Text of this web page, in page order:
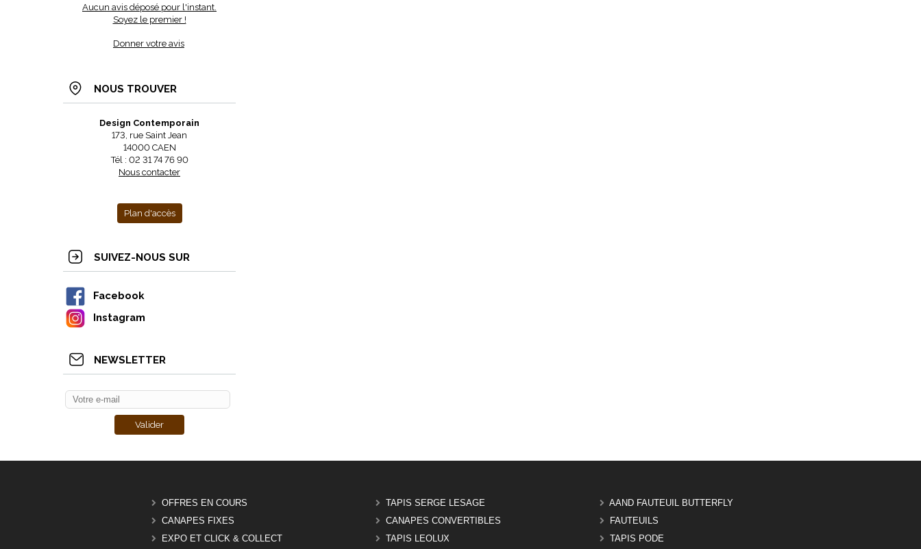
Aucun avis déposé pour l'instant.
Soyez le premier !
Donner votre avis
NOUS TROUVER
Design Contemporain
173, rue Saint Jean
14000 CAEN
Tél : 02 31 74 76 90
Nous contacter
Plan d'accès
SUIVEZ-NOUS SUR
Facebook
Instagram
NEWSLETTER
OFFRES EN COURS TAPIS SERGE LESAGE
AAND FAUTEUIL BUTTERFLY
CANAPES FIXES
CANAPES CONVERTIBLES
FAUTEUILS
EXPO ET CLICK & COLLECT
TAPIS LEOLUX TAPIS PODE